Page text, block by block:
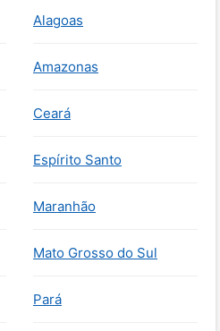
Alagoas
Amazonas
Ceará
Espírito Santo
Maranhão
Mato Grosso do Sul
Pará